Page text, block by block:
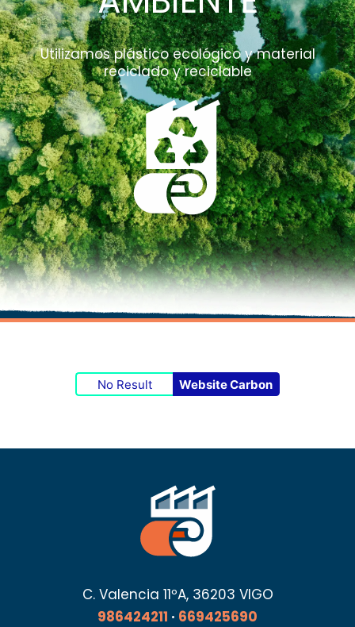
Utilizamos plástico ecológico y material
reciclado y reciclable
No Result Website Carbon
C. Valencia 11ºA, 36203 VIGO
986424211 · 669425690